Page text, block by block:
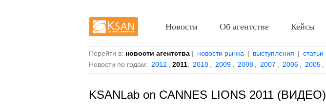
Перейти в: новости агентства | новости рынка | выступления | статьи
Новости по годам: 2012 2011 2010 2009 2008 2007 2006 2005
KSANLab on CANNES LIONS 2011 (ВИДЕО)
Новости Об агентстве Кейсы